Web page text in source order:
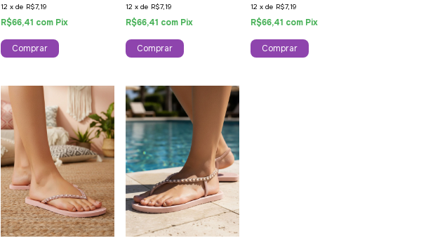
12 xde R$7,19
R$66,41 com Pix
Comprar
12 xde R$7,19
R$66,41 com Pix
Comprar
12 xde R$7,19
R$66,41 com Pix
Comprar